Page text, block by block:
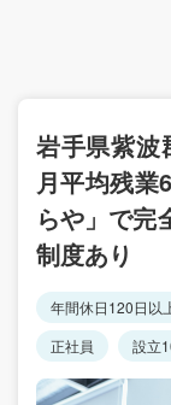
岩手県紫波
月平均残業
らや」で完
制度あり
年間休日120日以
正社員
設立